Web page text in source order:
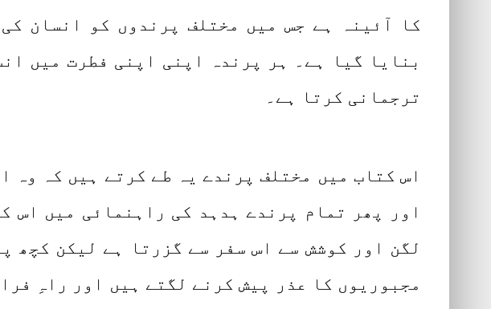
کا آئینہ ہے جس میں مختلف پرندوں کو انسان
بنایا گیا ہے۔ ہر پرندہ اپنی اپنی فطرت میں
ترجمانی کرتا ہے۔
اس کتاب میں مختلف پرندے یہ طے کرتے ہیں کہ وہ
اور پھر تمام پرندے ہدہد کی راہنمائی میں اس
لگن اور کوشش سے اس سفر سے گزرتا ہے لیکن کچھ
مجبوریوں کا عذر پیش کرنے لگتے ہیں اور راہِ